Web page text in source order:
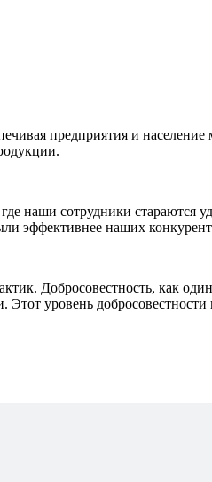
предприятия и население
наши сотрудники стараются
эффективнее наших
Добросовестность, как
уровень